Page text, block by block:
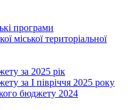
програми
міської територіальної
за 2025 рік
за І півріччя 2025 року
бюджету 2024